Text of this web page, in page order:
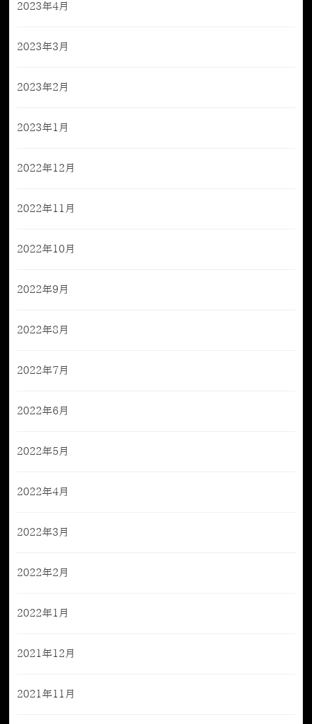
2023年4月
2023年3月
2023年2月
2023年1月
2022年12月
2022年11月
2022年10月
2022年9月
2022年8月
2022年7月
2022年6月
2022年5月
2022年4月
2022年3月
2022年2月
2022年1月
2021年12月
2021年11月